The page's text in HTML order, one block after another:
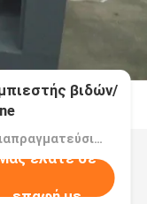
βιδών/
Τιμή：Διαπραγματεύσιμος
ελάτε σε
επαφή με